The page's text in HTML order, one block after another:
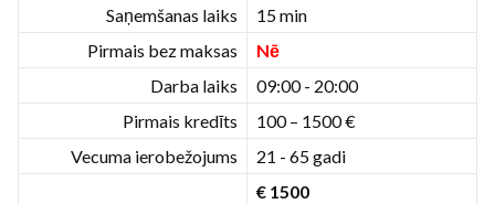
Saņemšanas laiks
15 min
Pirmais bez maksas
Nē
Darba laiks
09:00 - 20:00
Pirmais kredīts
100 – 1500 €
Vecuma ierobežojums
21 - 65 gadi
€ 1500